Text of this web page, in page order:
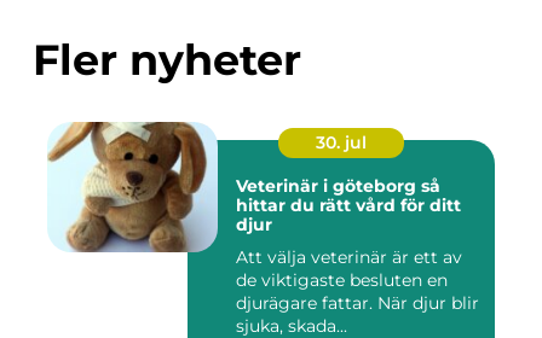
Fler nyheter
30. jul
Veterinär i göteborg så
hittar du rätt vård för ditt
djur
Att välja veterinär är ett av
de viktigaste besluten en
djurägare fattar. När djur blir
sjuka, skada...